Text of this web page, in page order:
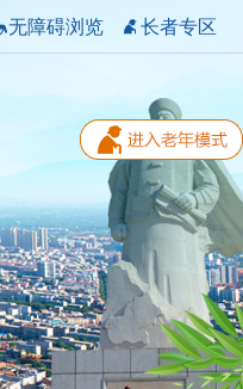
无障碍浏览 长者专区